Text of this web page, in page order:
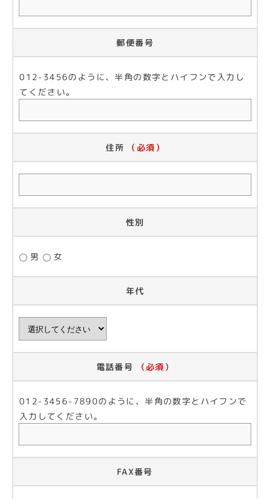
郵便番号
012-3456のように、半角の数字とハイフンで入力し
てください。
住所 （必須）
性別
男 女
年代
電話番号 （必須）
012-3456-7890のように、半角の数字とハイフンで
入力してください。
FAX番号